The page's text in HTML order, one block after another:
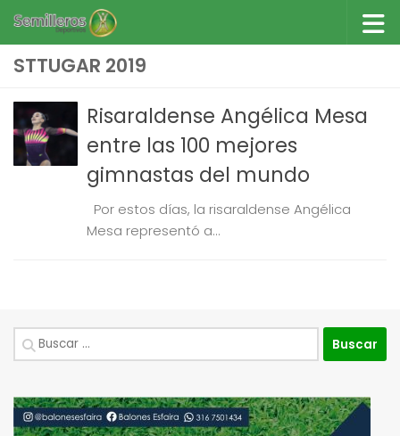
Saltar al contenido
STTUGAR 2019
Risaraldense Angélica Mesa
entre las 100 mejores
gimnastas del mundo
Por estos días, la risaraldense Angélica
Mesa representó a...
Buscar: